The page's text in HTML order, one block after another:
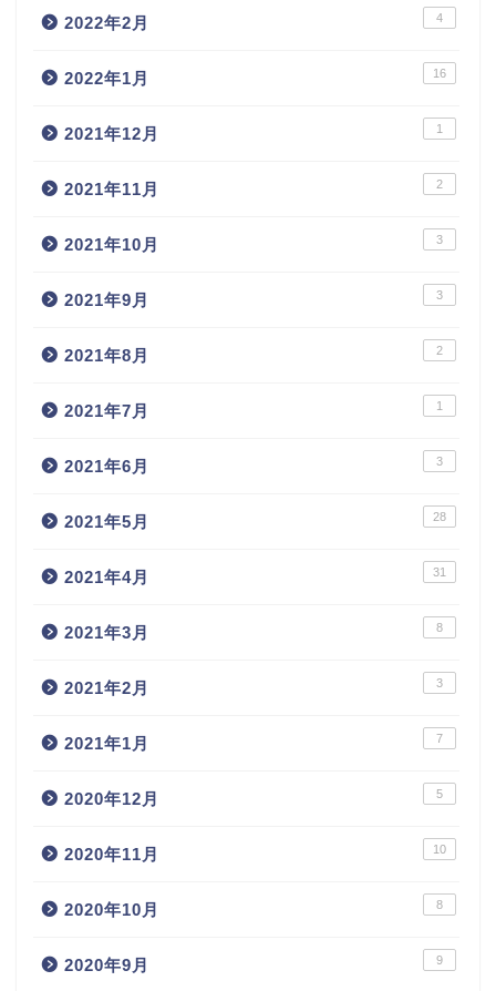
2022年2月 4
2022年1月 16
2021年12月 1
2021年11月 2
2021年10月 3
2021年9月 3
2021年8月 2
2021年7月 1
2021年6月 3
2021年5月 28
2021年4月 31
2021年3月 8
2021年2月 3
2021年1月 7
2020年12月 5
2020年11月 10
2020年10月 8
2020年9月 9